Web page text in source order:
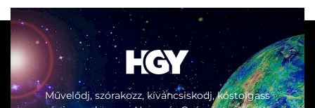
Művelődj, szórakozz, kíváncsiskodj, kóstolgass